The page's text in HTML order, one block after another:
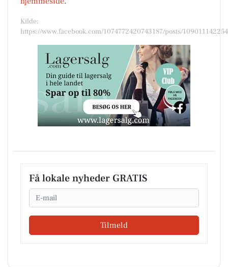
Kilde:
https://www.facebook.com/1074772420743187/posts/
Få lokale nyheder GRATIS
Email
Tilmeld